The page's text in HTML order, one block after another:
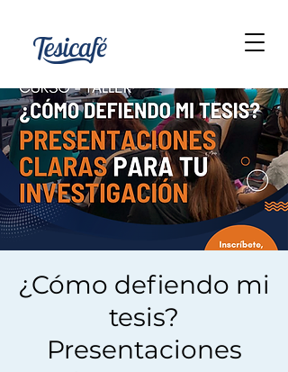
¿Cómo defiendo mi
tesis?
Presentaciones